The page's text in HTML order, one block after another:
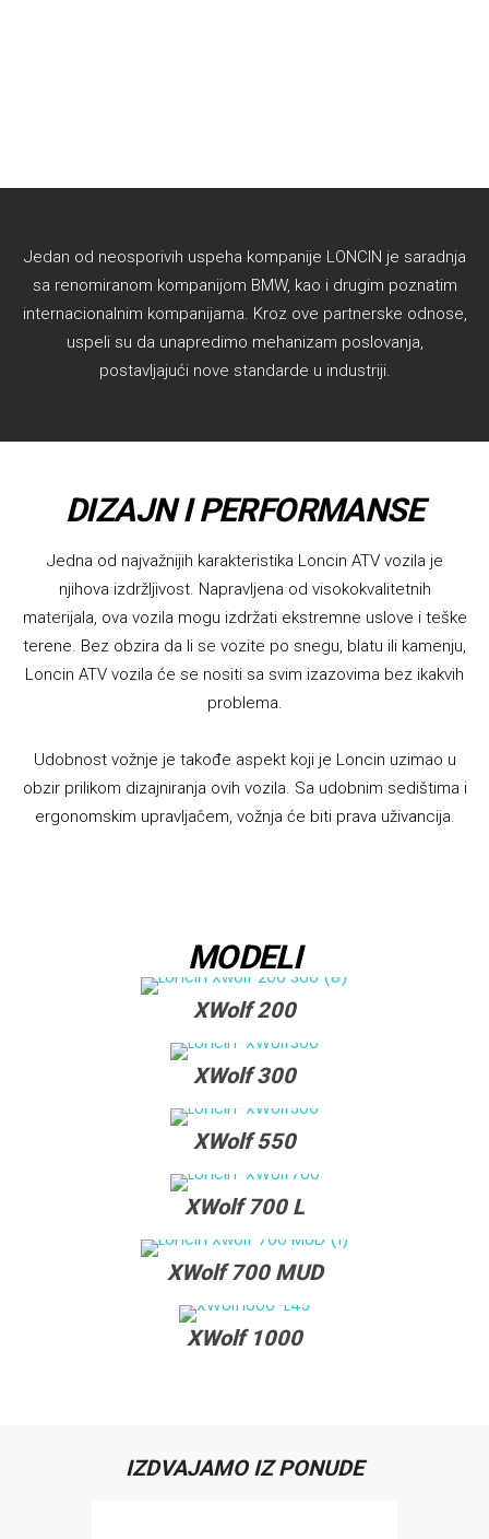
Jedan od neosporivih uspeha kompanije LONCIN je saradnja
sa renomiranom kompanijom BMW, kao i drugim poznatim
internacionalnim kompanijama. Kroz ove partnerske odnose,
uspeli su da unapredimo mehanizam poslovanja,
postavljajući nove standarde u industriji.
DIZAJN I PERFORMANSE
Jedna od najvažnijih karakteristika Loncin ATV vozila je
njihova izdržljivost. Napravljena od visokokvalitetnih
materijala, ova vozila mogu izdržati ekstremne uslove i teške
terene. Bez obzira da li se vozite po snegu, blatu ili kamenju,
Loncin ATV vozila će se nositi sa svim izazovima bez ikakvih
problema.
Udobnost vožnje je takođe aspekt koji je Loncin uzimao u
obzir prilikom dizajniranja ovih vozila. Sa udobnim sedištima i
ergonomskim upravljačem, vožnja će biti prava uživancija.
MODELI
XWolf 200
XWolf 300
XWolf 550
XWolf 700 L
XWolf 700 MUD
XWolf 1000
IZDVAJAMO IZ PONUDE